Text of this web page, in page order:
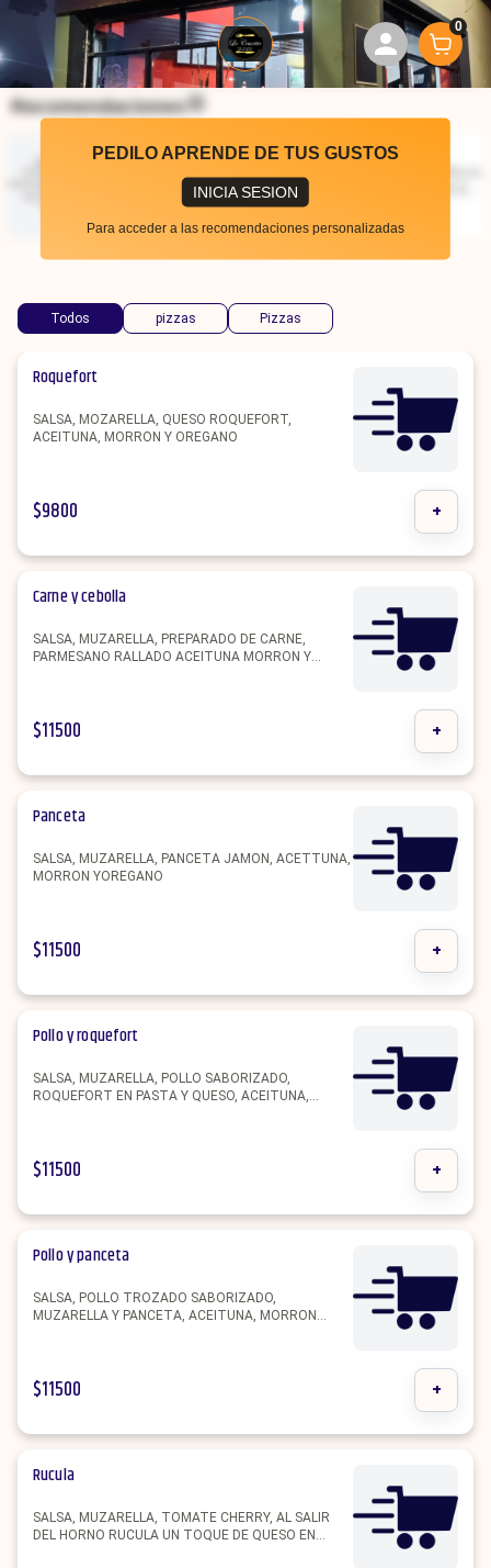
0
PEDILO APRENDE DE TUS GUSTOS
INICIA SESION
Para acceder a las recomendaciones personalizadas
Recomendaciones
Especial
JAMON, HUEVO
ACEITUNA, MORRON
Napolitana
ACEITUNA, MORRON
9700
Todos pizzas Pizzas
Roquefort
SALSA, MOZARELLA, QUESO ROQUEFORT,
ACEITUNA, MORRON Y OREGANO
$9800 +
Carne y cebolla
SALSA, MUZARELLA, PREPARADO DE CARNE,
PARMESANO RALLADO ACEITUNA MORRON Y
$11500 +
Panceta
SALSA, MUZARELLA, PANCETA JAMON, ACETTUNA,
MORRON YOREGANO
$11500 +
Pollo y roquefort
SALSA, MUZARELLA, POLLO SABORIZADO,
ROQUEFORT EN PASTA Y QUESO, ACEITUNA,
$11500 +
Pollo y panceta
SALSA, POLLO TROZADO SABORIZADO,
MUZARELLA Y PANCETA, ACEITUNA, MORRON
$11500 +
Rucula
SALSA, MUZARELLA, TOMATE CHERRY, AL SALIR
DEL HORNO RUCULA UN TOQUE DE QUESO EN